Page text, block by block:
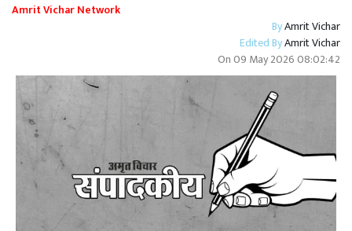
Amrit Vichar Network
ByAmrit Vichar
Edited ByAmrit Vichar
On09 May 2026 08:02:42